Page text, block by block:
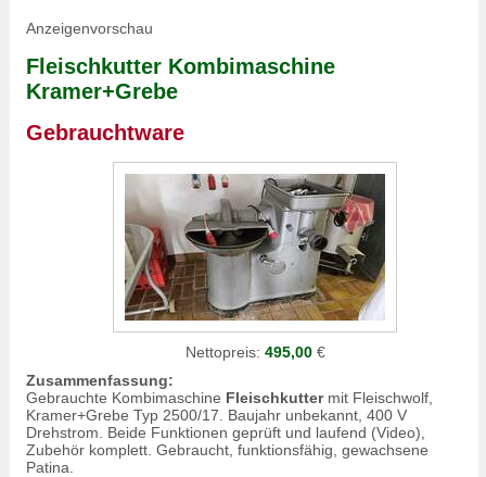
Anzeigenvorschau
Fleischkutter Kombimaschine
Kramer+Grebe
Gebrauchtware
Nettopreis: 495,00€
Zusammenfassung:
Gebrauchte Kombimaschine Fleischkuttermit Fleischwolf,
Kramer+Grebe Typ 2500/17. Baujahr unbekannt, 400 V
Drehstrom. Beide Funktionen geprüft und laufend (Video),
Zubehör komplett. Gebraucht, funktionsfähig, gewachsene
Patina.